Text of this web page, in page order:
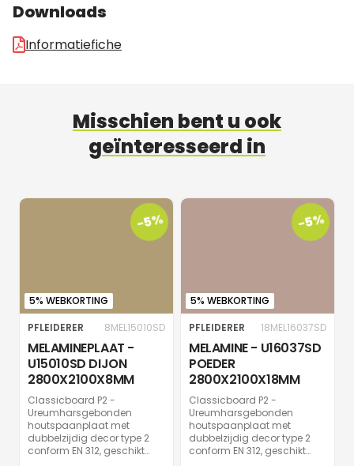
Downloads
Informatiefiche
Misschien bent u ook
geïnteresseerd in
-5%
5% WEBKORTING
PFLEIDERER
8MEL15010SD
MELAMINEPLAAT -
U15010SD DIJON
2800X2100X8MM
Classicboard P2 -
Ureumharsgebonden
houtspaanplaat met
dubbelzijdig decor type 2
conform EN 312, geschikt
-5%
5% WEBKORTING
PFLEIDERER
18MEL16037SD
MELAMINE - U16037SD
POEDER
2800X2100X18MM
Classicboard P2 -
Ureumharsgebonden
houtspaanplaat met
dubbelzijdig decor type 2
conform EN 312, geschikt